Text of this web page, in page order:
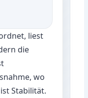
liest
die
wo
Stabilität.